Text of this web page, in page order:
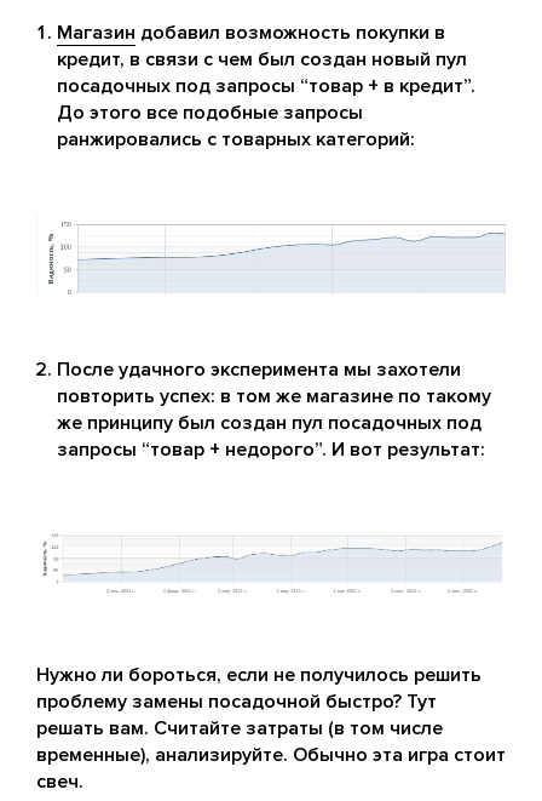
Магазин добавил возможность покупки в
кредит, в связи с чем был создан новый пул
посадочных под запросы “товар + в кредит”.
До этого все подобные запросы
ранжировались с товарных категорий:
После удачного эксперимента мы захотели
повторить успех: в том же магазине по такому
же принципу был создан пул посадочных под
запросы “товар + недорого”. И вот результат:
Нужно ли бороться, если не получилось решить
проблему замены посадочной быстро? Тут
решать вам. Считайте затраты (в том числе
временные), анализируйте. Обычно эта игра стоит
свеч.